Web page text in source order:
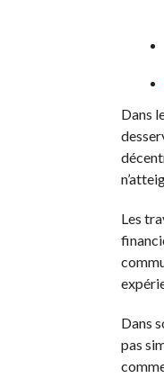
Dans
Les
Dans
pas